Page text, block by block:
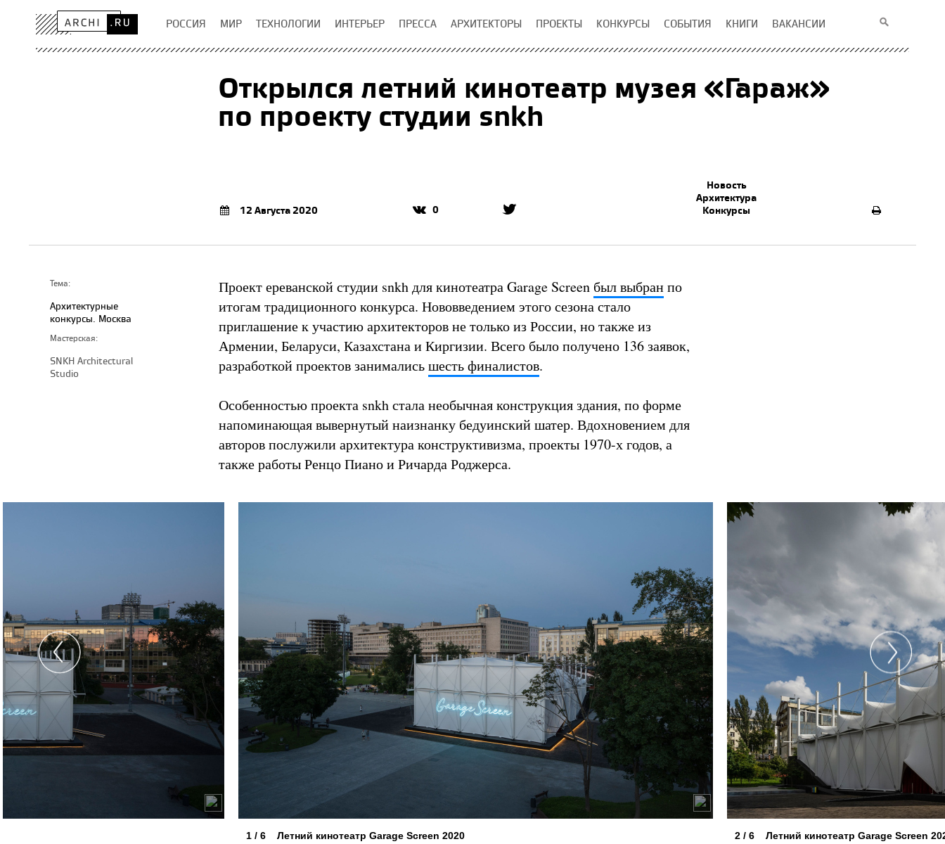
РОССИЯ МИР ТЕХНОЛОГИИ ИНТЕРЬЕР ПРЕССА АРХИТЕКТОРЫ ПРОЕКТЫ КОНКУРСЫ СОБЫТИЯ КНИГИ ВАКАНСИИ
Открылся летний кинотеатр музея «Гараж»
по проекту студии snkh
12 Августа 2020 0
Новость
Архитектура
Конкурсы
Тема:
Архитектурные
конкурсы. Москва
Мастерская:
SNKH Architectural
Studio
Проект ереванской студии snkh для кинотеатра Garage Screen был выбранпо
итогам традиционного конкурса. Нововведением этого сезона стало
приглашение к участию архитекторов не только из России, но также из
Армении, Беларуси, Казахстана и Киргизии. Всего было получено 136 заявок,
разработкой проектов занималисьшесть финалистов.
Особенностью проекта snkh стала необычная конструкция здания, по форме
напоминающая вывернутый наизнанку бедуинский шатер. Вдохновением для
авторов послужили архитектура конструктивизма, проекты 1970-х годов, а
также работы Ренцо Пиано и Ричарда Роджерса.
1 / 6 Летний кинотеатр Garage Screen 2020 2 / 6 Летний кинотеатр Garage Screen